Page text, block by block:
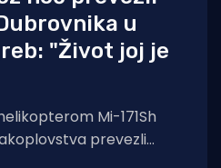
u
"Život joj je
Mi-171Sh
prevezli